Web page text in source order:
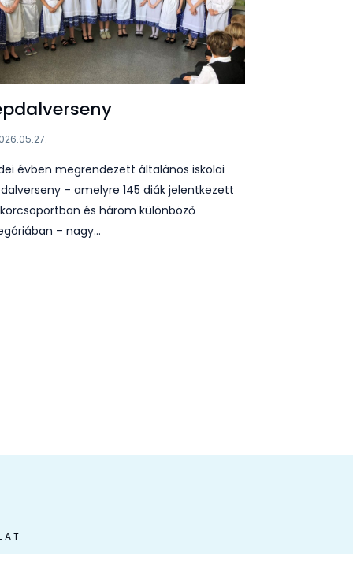
évben megrendezett általános iskolai
– amelyre 145 diák jelentkezett
és három különböző
– nagy…